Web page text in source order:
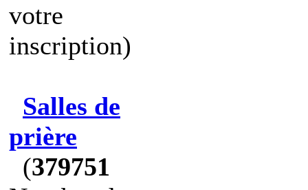
votre
inscription)
Salles de
prière
(379751